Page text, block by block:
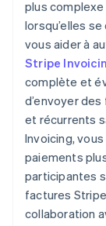
plus
lorsqu’elles
vous aider à
Stripe
complète et
d’envoyer
et récurrents
Invoicing,
paiements
participantes
factures
collaboration